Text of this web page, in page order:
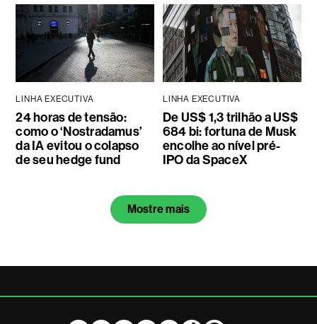
LINHA EXECUTIVA
24 horas de tensão:
como o ‘Nostradamus’
da IA evitou o colapso
de seu hedge fund
LINHA EXECUTIVA
De US$ 1,3 trilhão a US$
684 bi: fortuna de Musk
encolhe ao nível pré-
IPO da SpaceX
Mostre mais